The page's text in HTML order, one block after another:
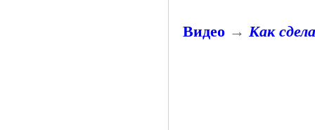
Видео → Как